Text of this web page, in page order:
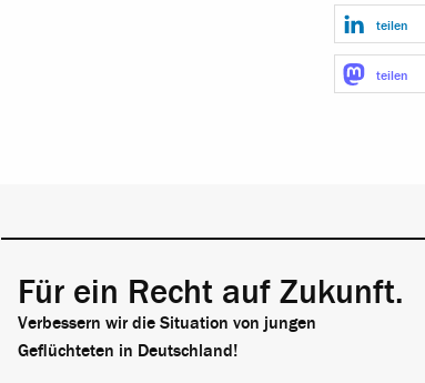
teilen
teilen
Für ein Recht auf Zukunft.
Verbessern wir die Situation von jungen
Geflüchteten in Deutschland!